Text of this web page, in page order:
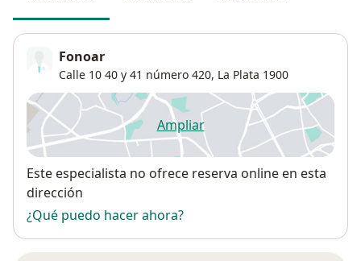
Fonoar
Calle 10 40 y 41 número 420, La Plata 1900
Ampliarse abre en una nueva
Disponibilidad
Este especialista no ofrece reserva online en esta
dirección
¿Qué puedo hacer ahora?